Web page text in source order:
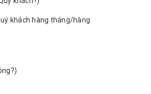
khách hàng tháng/hàng